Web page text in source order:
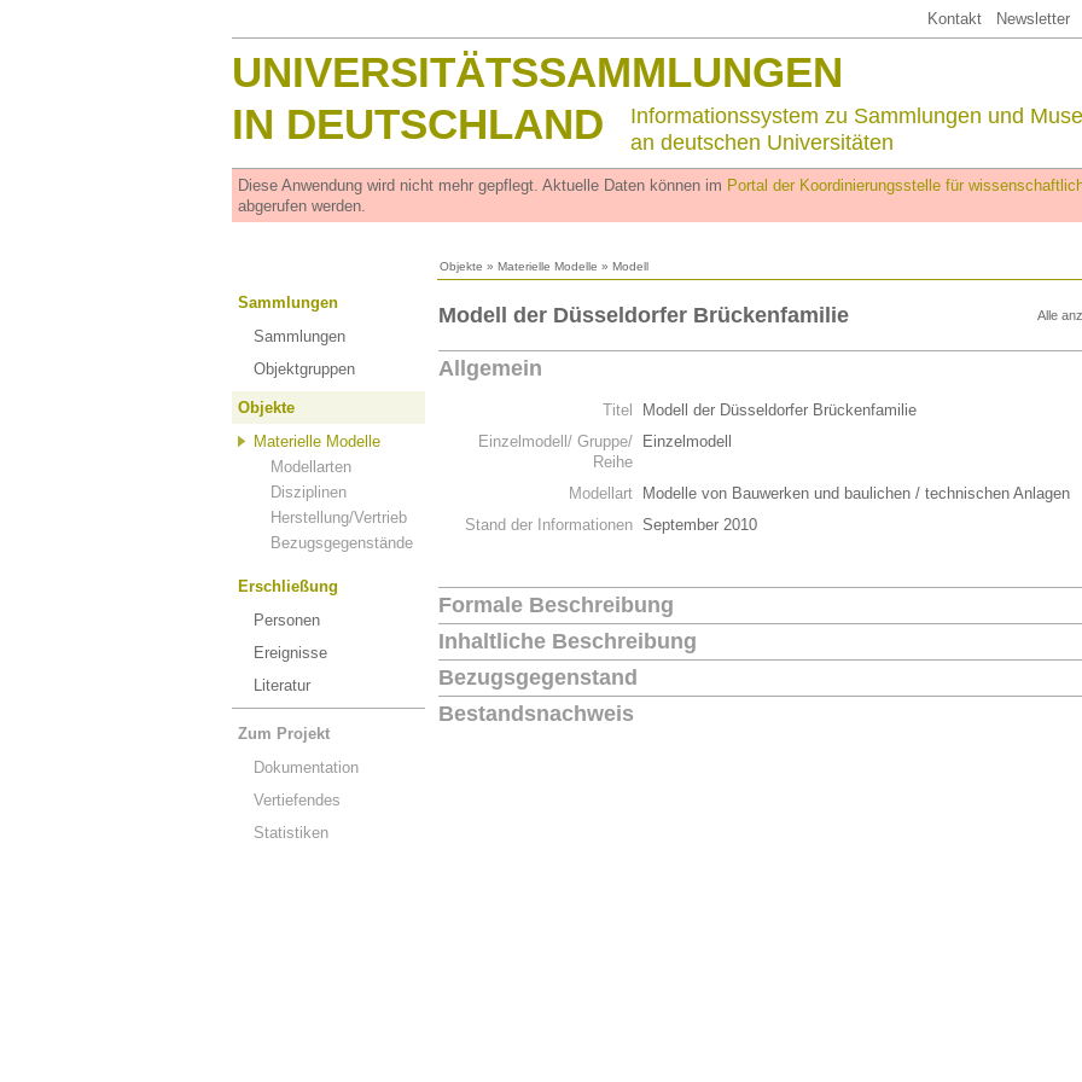
Kontakt Newsletter
UNIVERSITÄTSSAMMLUNGEN
IN DEUTSCHLAND
Informationssystem zu Sammlungen und
an deutschen Universitäten
Diese Anwendung wird nicht mehr gepflegt. Aktuelle Daten können im Portal der Koordinierungsstelle für
abgerufen werden.
Objekte » Materielle Modelle » Modell
Sammlungen
Sammlungen
Objektgruppen
Objekte
Materielle Modelle
Modellarten
Disziplinen
Herstellung/Vertrieb
Bezugsgegenstände
Erschließung
Personen
Ereignisse
Literatur
Zum Projekt
Dokumentation
Vertiefendes
Statistiken
Alle
Modell der Düsseldorfer Brückenfamilie
Allgemein
Titel
Modell der Düsseldorfer Brückenfamilie
Einzelmodell/ Gruppe/
Reihe
Einzelmodell
Modellart
Modelle von Bauwerken und baulichen / technischen Anlagen
Stand der Informationen September 2010
Formale Beschreibung
Inhaltliche Beschreibung
Bezugsgegenstand
Bestandsnachweis